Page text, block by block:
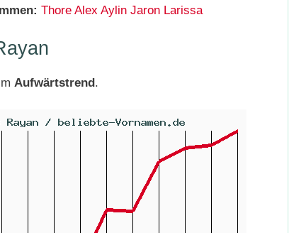
Thore Alex Aylin Jaron Larissa
Aufwärtstrend.